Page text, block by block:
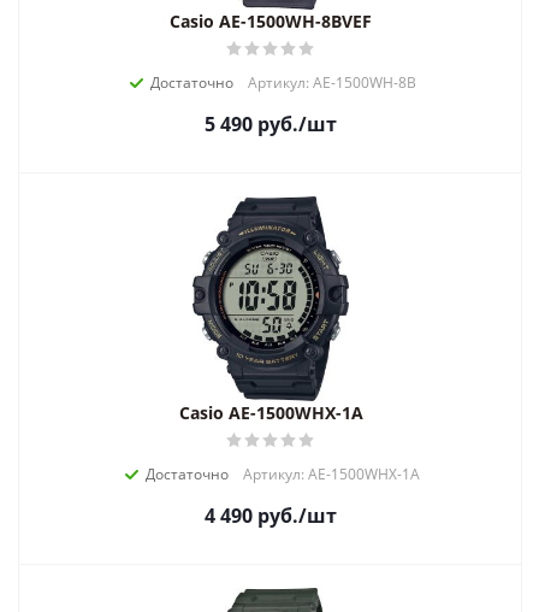
Casio AE-1500WH-8BVEF
Достаточно Артикул: AE-1500WH-8B
5 490 руб./шт
Casio AE-1500WHX-1A
Достаточно Артикул: AE-1500WHX-1A
4 490 руб./шт